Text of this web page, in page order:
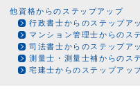
他資格からのステップアップ
行政書士からのステップア
マンション管理士からのス
司法書士からのステップア
測量士・測量士補からのス
宅建士からのステップアッ